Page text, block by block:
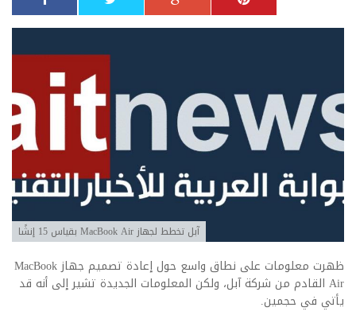
آبل تخطط لجهاز MacBook Air بقياس 15 إنشًا
ظهرت معلومات على نطاق واسع حول إعادة تصميم جهاز MacBook
Air القادم من شركة آبل، ولكن المعلومات الجديدة تشير إلى أنه قد
يأتي في حجمين.